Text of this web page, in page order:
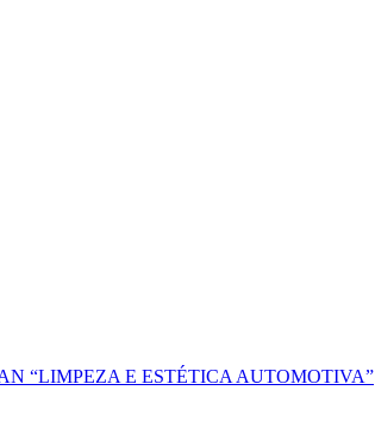
“LIMPEZA E ESTÉTICA AUTOMOTIVA”